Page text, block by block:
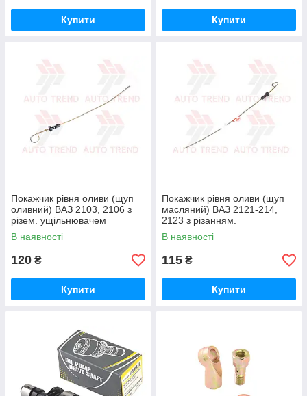
Купити Купити
Покажчик рівня оливи (щуп
оливний) ВАЗ 2103, 2106 з
різем. ущільнювачем
В наявності
120 ₴
Купити
Покажчик рівня оливи (щуп
масляний) ВАЗ 2121-214,
2123 з різанням.
ущільнювачем
В наявності
115 ₴
Купити